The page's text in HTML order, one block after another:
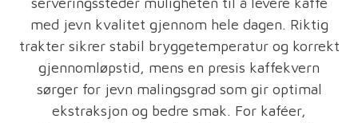
med jevn kvalitet gjennom hele dagen. Riktig
trakter sikrer stabil bryggetemperatur og korrekt
gjennomløpstid, mens en presis kaffekvern
sørger for jevn malingsgrad som gir optimal
ekstraksjon og bedre smak. For kaféer,